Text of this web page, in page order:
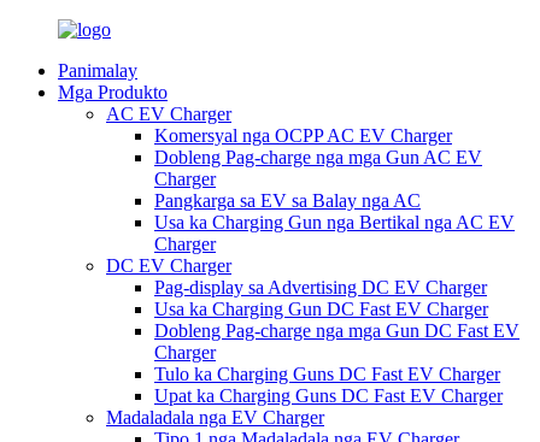
Panimalay
Mga Produkto
AC EV Charger
Komersyal nga OCPP AC EV Charger
Dobleng Pag-charge nga mga Gun AC EV
Charger
Pangkarga sa EV sa Balay nga AC
Usa ka Charging Gun nga Bertikal nga AC EV
Charger
DC EV Charger
Pag-display sa Advertising DC EV Charger
Usa ka Charging Gun DC Fast EV Charger
Dobleng Pag-charge nga mga Gun DC Fast EV
Charger
Tulo ka Charging Guns DC Fast EV Charger
Upat ka Charging Guns DC Fast EV Charger
Madaladala nga EV Charger